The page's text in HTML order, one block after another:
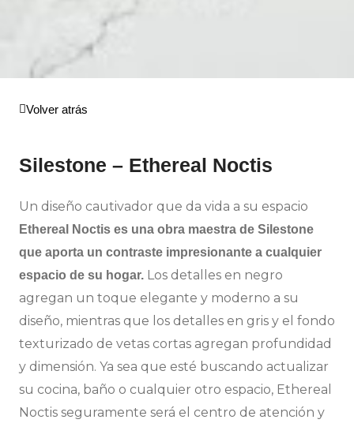
Volver atrás
Silestone – Ethereal Noctis
Un diseño cautivador que da vida a su espacio
Ethereal Noctis es una obra maestra de Silestone
que aporta un contraste impresionante a cualquier
espacio de su hogar. Los detalles en negro
agregan un toque elegante y moderno a su
diseño, mientras que los detalles en gris y el fondo
texturizado de vetas cortas agregan profundidad
y dimensión. Ya sea que esté buscando actualizar
su cocina, baño o cualquier otro espacio, Ethereal
Noctis seguramente será el centro de atención y